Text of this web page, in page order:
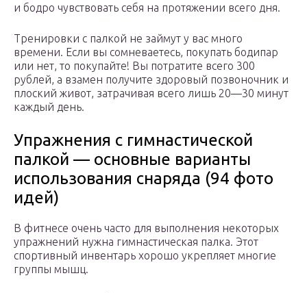
и бодро чувствовать себя на протяжении всего дня.
Тренировки с палкой не займут у вас много
времени. Если вы сомневаетесь, покупать бодипар
или нет, то покупайте! Вы потратите всего 300
рублей, а взамен получите здоровый позвоночник и
плоский живот, затрачивая всего лишь 20—30 минут
каждый день.
Упражнения с гимнастической
палкой — основные варианты
использования снаряда (94 фото
идей)
В фитнесе очень часто для выполнения некоторых
упражнений нужна гимнастическая палка. Этот
спортивный инвентарь хорошо укрепляет многие
группы мышц.